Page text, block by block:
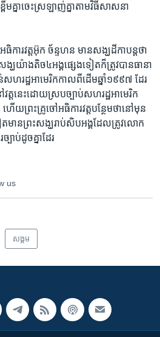
មគ្នា​ចេះ​ស្រឡាញ់គ្នា​តាម​វិធីសាសនា​
ការ​វត្ត​អ៊ុក ច័ន្ទហន ​មាន​សង្ឃដីកា​បន្តថា​
ឃយ៉ាងតិច​៤អង្គ​ផ្សេងទៀត​ក៏​ត្រូវបាន​ធានា​
ដ្ឋ​អាមេរិក​កាលពីដើមឆ្នាំ១៩៩៧ ដែរ
នេះ​ដោយ​ស្រប​ច្បាប់​សហរដ្ឋ​អាមេរិក​
ើយ​ព្រះគ្រូ​ចៅ​អធិការ​វត្ត​បន្ថែម​ថា​នៅ​មុន
ត​មាន​ព្រះសង្ឃ​រាប់សិប​អង្គ​ដែល​ត្រូវ​លោក​
ាប់​ដូចគ្នា​ដែរ
us
សង្គម